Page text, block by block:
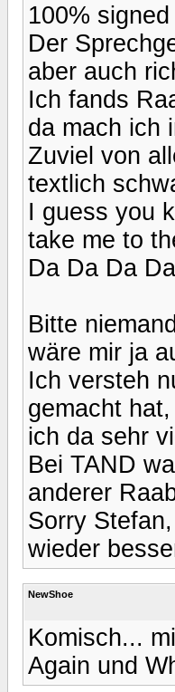
100% signed
Der
aber auch
Ich fands
da mach ich
Zuviel von
textlich
I guess you
take me to
Da Da Da
Bitte
wäre mir ja
Ich versteh
gemacht
ich da sehr
Bei TAND
anderer
Sorry
wieder
NewShoe
Komisch...
Again und